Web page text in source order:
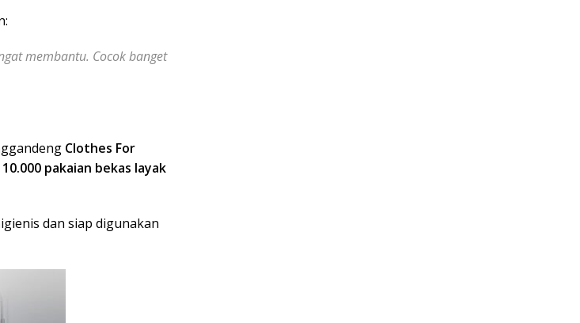
membantu. Cocok banget
Clothes For
10.000 pakaian bekas layak
dan siap digunakan